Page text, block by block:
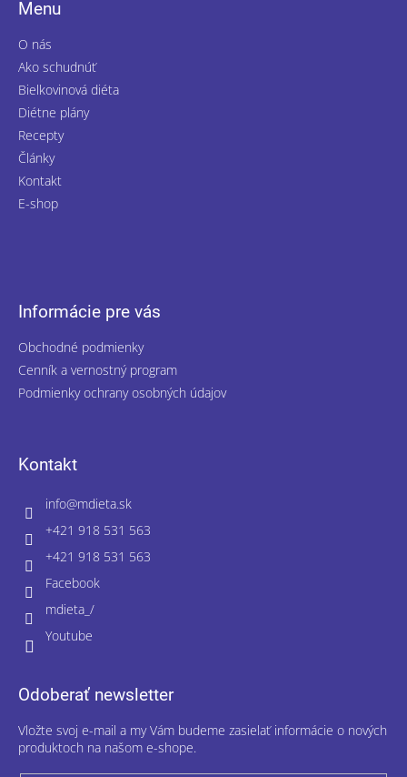
Menu
O nás
Ako schudnúť
Bielkovinová diéta
Diétne plány
Recepty
Články
Kontakt
E-shop
Informácie pre vás
Obchodné podmienky
Cenník a vernostný program
Podmienky ochrany osobných údajov
Kontakt
info@mdieta.sk
+421 918 531 563
+421 918 531 563
Facebook
mdieta_/
Youtube
Odoberať newsletter
Vložte svoj e-mail a my Vám budeme zasielať informácie o nových
produktoch na našom e-shope.